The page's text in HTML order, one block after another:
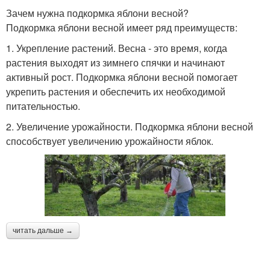
Зачем нужна подкормка яблони весной?
Подкормка яблони весной имеет ряд преимуществ:
1. Укрепление растений. Весна - это время, когда
растения выходят из зимнего спячки и начинают
активный рост. Подкормка яблони весной помогает
укрепить растения и обеспечить их необходимой
питательностью.
2. Увеличение урожайности. Подкормка яблони весной
способствует увеличению урожайности яблок.
читать дальше →